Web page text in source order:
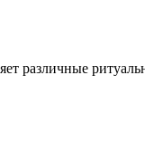
различные